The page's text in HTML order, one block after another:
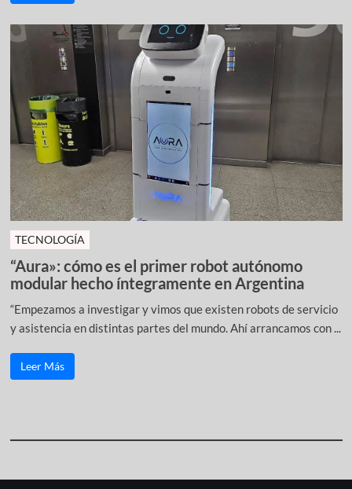
TECNOLOGÍA
“Aura»: cómo es el primer robot autónomo
modular hecho íntegramente en Argentina
“Empezamos a investigar y vimos que existen robots de servicio
y asistencia en distintas partes del mundo. Ahí arrancamos con ...
Leer Más